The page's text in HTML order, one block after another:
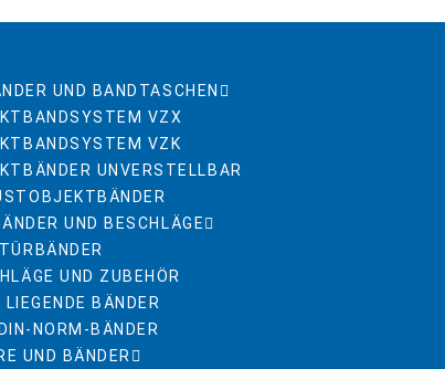
UND BANDTASCHEN
VZX
VZK
UNVERSTELLBAR
UND BESCHLÄGE
UND ZUBEHÖR
BÄNDER
NORM-BÄNDER
UND BÄNDER